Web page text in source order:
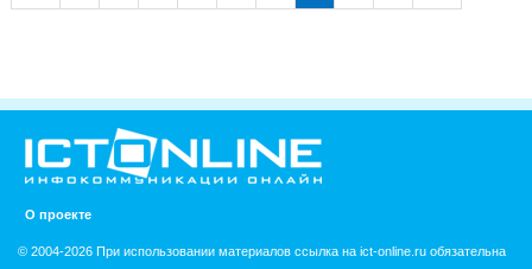
О проекте
© 2004-2026 При использовании материалов ссылка на ict-online.ru обязательна